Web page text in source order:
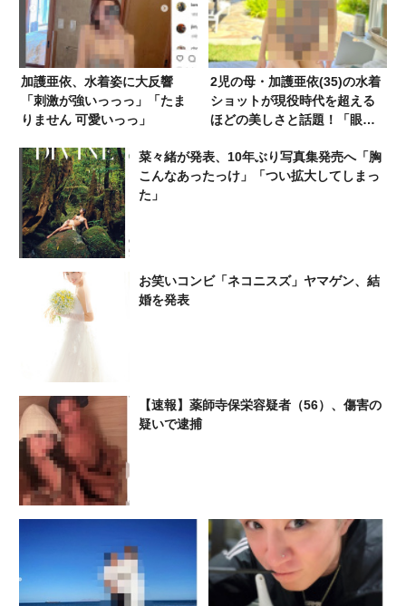
加護亜依、水着姿に大反響
「刺激が強いっっっ」「たま
りません 可愛いっっ」
2児の母・加護亜依(35)の水着
ショットが現役時代を超える
ほどの美しさと話題！「眼
ら膝までの距離長すぎてびっ
くり」
菜々緒が発表、10年ぶり写真集発売へ「胸
こんなあったっけ」「つい拡大してしまっ
た」
お笑いコンビ「ネコニスズ」ヤマゲン、結
婚を発表
【速報】薬師寺保栄容疑者（56）、傷害の
疑いで逮捕